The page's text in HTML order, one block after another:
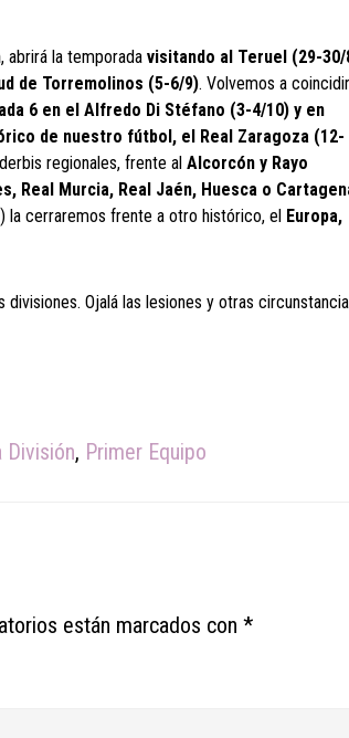
, abrirá la temporada visitando al Teruel (29-30/
de Torremolinos (5-6/9). Volvemos a
6 en el Alfredo Di Stéfano (3-4/10) y en
de nuestro fútbol, el Real Zaragoza (12-
regionales, frente al Alcorcón y Rayo
Real Murcia, Real Jaén, Huesca o
la cerraremos frente a otro histórico, el Europa,
Ojalá las lesiones y otras
División, Primer Equipo
están marcados con *